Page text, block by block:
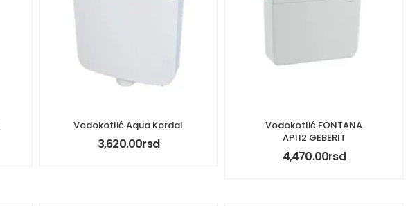
Vodokotlić Aqua Kordal
3,620.00rsd
Vodokotlić FONTANA
AP112 GEBERIT
4,470.00rsd